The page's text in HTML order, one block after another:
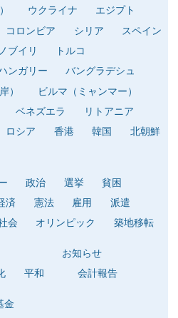
ウクライナ
エジプト
コロンビア シリア
スペイン
ブイリ
トルコ
ンガリー
バングラデシュ
）
ビルマ（ミャンマー）
ベネズエラ
リトアニア
ロシア 香港 韓国 北朝鮮
政治 選挙
貧困
済 憲法 雇用
派遣
会 オリンピック 築地移転
平和
お知らせ
会計報告
金